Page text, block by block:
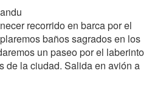
recorrido en barca por el
baños sagrados en los
un paseo por el laberinto
de la ciudad. Salida en avión a